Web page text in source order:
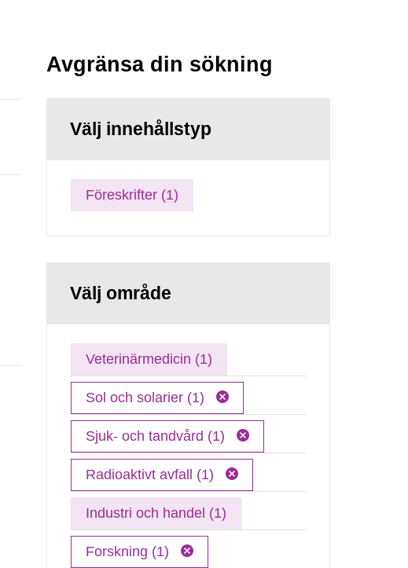
Avgränsa din sökning
Välj innehållstyp
Föreskrifter (1)
Välj område
Veterinärmedicin (1)
Sol och solarier (1)
Sjuk- och tandvård (1)
Radioaktivt avfall (1)
Industri och handel (1)
Forskning (1)